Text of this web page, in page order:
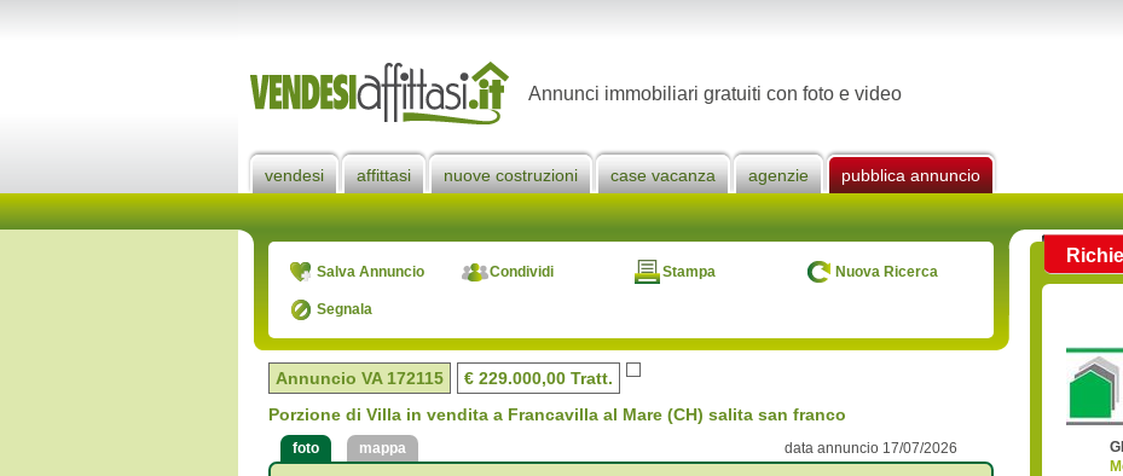
Annunci immobiliari gratuiti con foto e video
vendesi affittasi nuove costruzioni case vacanza agenzie pubblica annuncio
Salva Annuncio Condividi Stampa Nuova Ricerca
Segnala
Annuncio VA 172115
€ 229.000,00 Tratt.
Porzione di Villa in vendita a Francavilla al Mare (CH) salita san franco
foto mappa data annuncio 17/07/2026